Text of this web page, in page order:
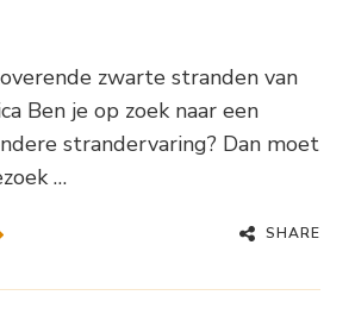
zwarte stranden van
Ben je op zoek naar een
strandervaring? Dan moet
…
SHARE